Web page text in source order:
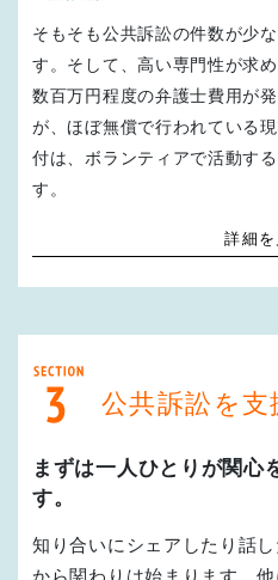
カメルーン人男性死亡事
提訴 2017
一審（水戸地裁）
二審（東京高裁）
裁判
10 万
1通5万円～
事案解明
1回 20
裁判に
人件費として
そもそも公共訴訟の件数が少
す。そして、高い専門性が求
数百万円程度の弁護士費用が
が、ほぼ無償で行われている
付は、ボランティアで活動す
す。
弁護士白書（2024）によると
件数が
詳細を
公共訴訟を
まずは一人ひとりが関心
す。
知り合いにシェアしたり話